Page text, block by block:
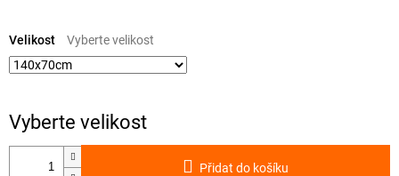
cena:
Velikost
Přidat do košíku